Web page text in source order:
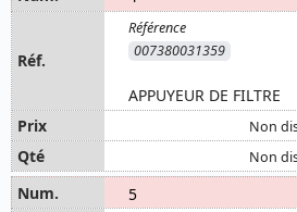
007380031359
APPUYEUR DE FILTRE
Non
Non
5